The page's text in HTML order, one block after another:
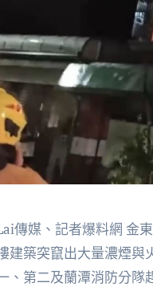
Lai傳媒、記者爆料網 金
建築突竄出大量濃煙與
、第二及蘭潭消防分隊